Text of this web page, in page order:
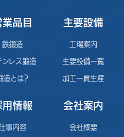
品目
鉄鍛造
ンレス鍛造
造とは？
主要設備
工場案内
主要設備一覧
加工一貫生産
情報
事内容
会社案内
会社概要